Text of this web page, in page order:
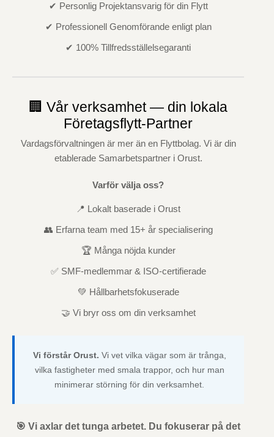
✔ Personlig Projektansvarig för din Flytt
✔ Professionell Genomförande enligt plan
✔ 100% Tillfredsställelsegaranti
🏢 Vår verksamhet — din lokala
Företagsflytt-Partner
Vardagsförvaltningen är mer än en Flyttbolag. Vi är din
etablerade Samarbetspartner i Orust.
Varför välja oss?
📍 Lokalt baserade i Orust
👥 Erfarna team med 15+ år specialisering
🏆 Många nöjda kunder
✅ SMF-medlemmar & ISO-certifierade
💚 Hållbarhetsfokuserade
🤝 Vi bryr oss om din verksamhet
Vi förstår Orust. Vi vet vilka vägar som är trånga,
vilka fastigheter med smala trappor, och hur man
minimerar störning för din verksamhet.
🎯 Vi axlar det tunga arbetet. Du fokuserar på det